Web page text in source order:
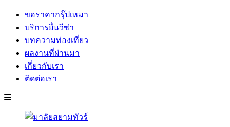
ขอราคากรุ๊ปเหมา
บริการยื่นวีซ่า
บทความท่องเที่ยว
ผลงานที่ผ่านมา
เกี่ยวกับเรา
ติดต่อเรา